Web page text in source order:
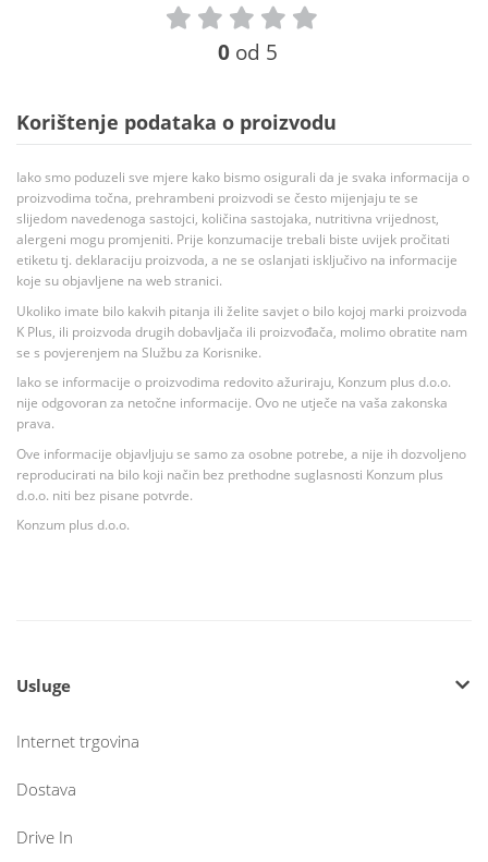
0 od 5
Korištenje podataka o proizvodu
Iako smo poduzeli sve mjere kako bismo osigurali da je svaka informacija o
proizvodima točna, prehrambeni proizvodi se često mijenjaju te se
slijedom navedenoga sastojci, količina sastojaka, nutritivna vrijednost,
alergeni mogu promjeniti. Prije konzumacije trebali biste uvijek pročitati
etiketu tj. deklaraciju proizvoda, a ne se oslanjati isključivo na informacije
koje su objavljene na web stranici.
Ukoliko imate bilo kakvih pitanja ili želite savjet o bilo kojoj marki proizvoda
K Plus, ili proizvoda drugih dobavljača ili proizvođača, molimo obratite nam
se s povjerenjem na Službu za Korisnike.
Iako se informacije o proizvodima redovito ažuriraju, Konzum plus d.o.o.
nije odgovoran za netočne informacije. Ovo ne utječe na vaša zakonska
prava.
Ove informacije objavljuju se samo za osobne potrebe, a nije ih dozvoljeno
reproducirati na bilo koji način bez prethodne suglasnosti Konzum plus
d.o.o. niti bez pisane potvrde.
Konzum plus d.o.o.
Usluge
Internet trgovina
Dostava
Drive In